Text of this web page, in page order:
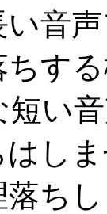
音
ちす
い
し
落ち